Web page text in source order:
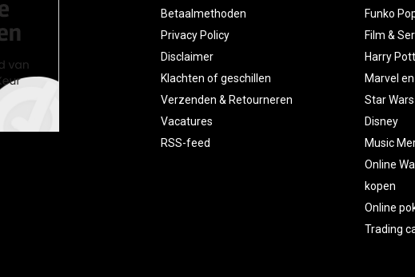
Betaalmethoden
Privacy Policy
Disclaimer
Klachten of geschillen
Verzenden & Retourneren
Vacatures
RSS-feed
Funko
Film &
Harry
Marvel en
Star Wars
Disney
Music
Online
kopen
Online
Trading